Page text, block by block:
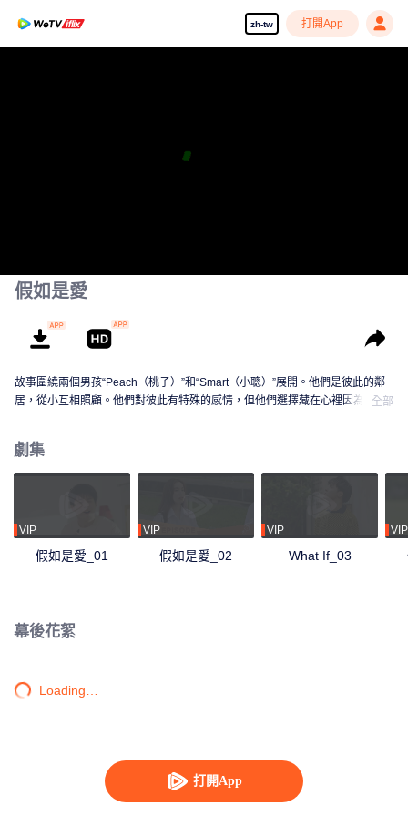
zh-tw 打開App
打開App
假如是愛
故事圍繞兩個男孩“Peach（桃子）”和“Smart（小聰）”展開。他們是彼此的鄰
居，從小互相照顧。他們對彼此有特殊的感情，但他們選擇藏在心裡因為不確
決定參加考試想進入桃子的大學，同時也為了實現他們成為歌手的夢想。
全部
劇集
VIP
假如是愛_01
VIP
假如是愛_02
VIP
What If_03
VIP
幕後花絮
Loading…